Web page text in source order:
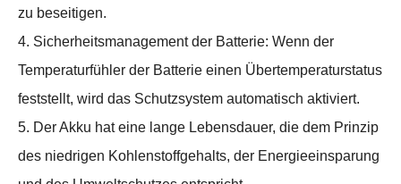
zu beseitigen.
4. Sicherheitsmanagement der Batterie: Wenn der
Temperaturfühler der Batterie einen Übertemperaturstatus
feststellt, wird das Schutzsystem automatisch aktiviert.
5. Der Akku hat eine lange Lebensdauer, die dem Prinzip
des niedrigen Kohlenstoffgehalts, der Energieeinsparung